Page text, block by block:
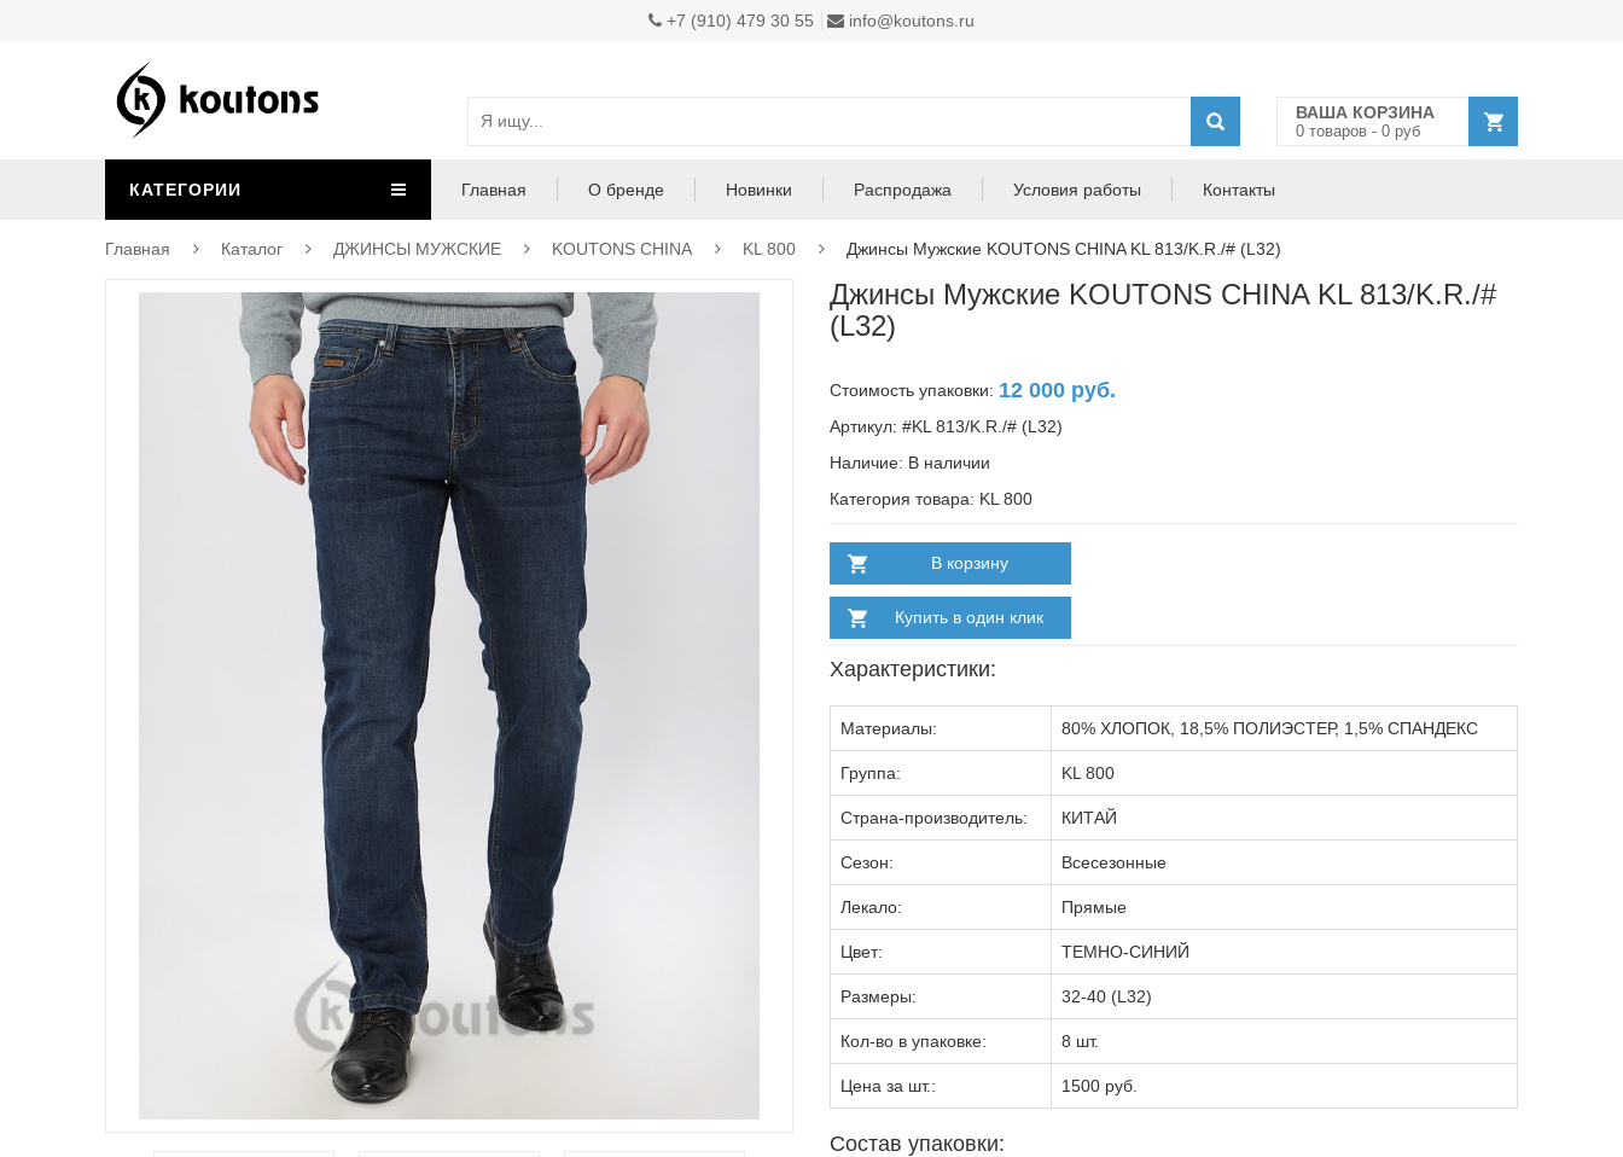
+7 (910) 479 30 55 info@koutons.ru
ВАША КОРЗИНА
0 товаров - 0 руб
КАТЕГОРИИ Главная О бренде Новинки Распродажа Условия работы Контакты
Главная Каталог ДЖИНСЫ МУЖСКИЕ KOUTONS CHINA KL 800 Джинсы Мужские KOUTONS CHINA KL 813/K.R./# (L32)
Джинсы Мужские KOUTONS CHINA KL 813/K.R./#
(L32)
Стоимость упаковки: 12 000 руб.
Артикул: #KL 813/K.R./# (L32)
Наличие: В наличии
Категория товара: KL 800
В корзину
Купить в один клик
Характеристики:
Материалы: 80% ХЛОПОК, 18,5% ПОЛИЭСТЕР, 1,5% СПАНДЕКС
Группа: KL 800
Страна-производитель: КИТАЙ
Сезон: Всесезонные
Лекало: Прямые
Цвет: ТЕМНО-СИНИЙ
Размеры: 32-40 (L32)
Кол-во в упаковке: 8 шт.
Цена за шт.: 1500 руб.
Состав упаковки: